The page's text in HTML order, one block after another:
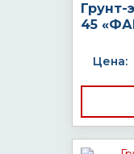
Грунт-
45
Цена: